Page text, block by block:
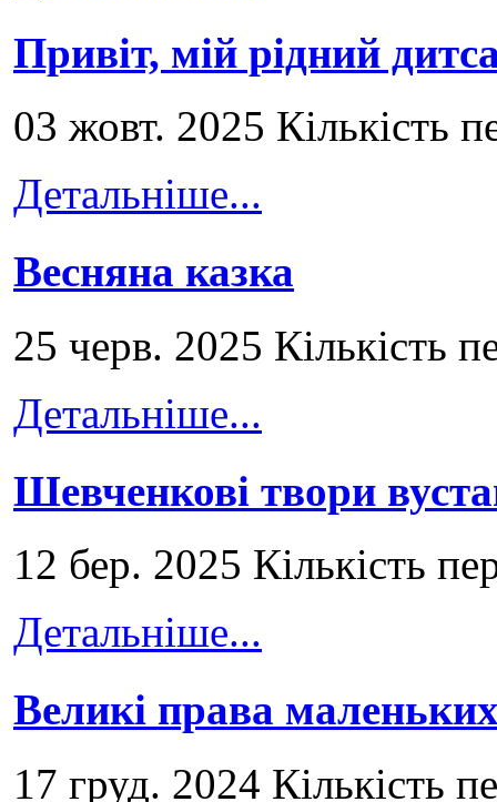
Привіт, мій рідний
03 жовт. 2025 Кількість
Детальніше...
Весняна казка
25 черв. 2025 Кількість
Детальніше...
Шевченкові твори
12 бер. 2025 Кількість
Детальніше...
Великі права маленьких
17 груд. 2024 Кількість